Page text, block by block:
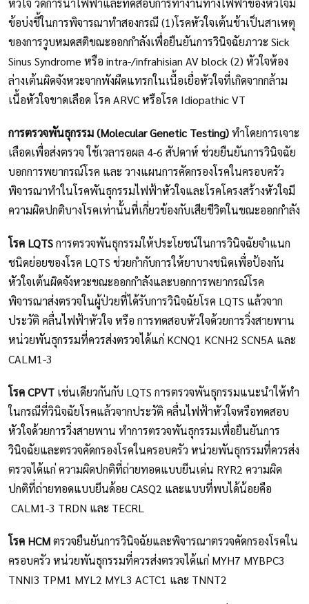
หัวใจ วัดการนำไฟฟ้าและทดสอบการทำงานทางไฟฟ้าของหัวใจมี
ข้อบ่งชี้ในการพิจารณาทำสองกรณี (1)โรคหัวใจเต้นช้าเป็นสาเหตุ
ของการวูบหมดสติขณะออกกำลังเพื่อยืนยันการวินิจฉัยภาวะ Sick
Sinus Syndrome หรือ intra-/infrahisian AV block (2) หัวใจห้อง
ล่างเต้นผิดจังหวะจากพังผืดแทรกในเนื้อเยื่อหัวใจที่เกิดจากกล้าม
เนื้อหัวใจขาดเลือด โรค ARVC หรือโรค Idiopathic VT
การตรวจพันธุกรรม (Molecular Genetic Testing)ทำโดยการเจาะ
เลือดเพื่อส่งตรวจ ใช้เวลารอผล 4-6 สัปดาห์ ช่วยยืนยันการวินิจฉัย
บอกการพยากรณ์โรค และ วางแผนการคัดกรองโรคในครอบครัว
พิจารณาทำในโรคพันธุกรรมไฟฟ้าหัวใจและโรคโครงสร้างหัวใจมี
ความผิดปกติบางโรคเท่านั้นที่เกี่ยวข้องกับเสียชีวิตในขณะออกกำลัง
โรค LQTSการตรวจพันธุกรรมให้ประโยชน์ในการวินิจฉัยจำแนก
ชนิดย่อยของโรค LQTS ช่วยกำกับการให้ยาบางชนิดเพื่อป้องกัน
หัวใจเต้นผิดจังหวะขณะออกกำลังและบอกการพยากรณ์โรค
พิจารณาส่งตรวจในผู้ป่วยที่ได้รับการวินิจฉัยโรค LQTS แล้วจาก
ประวัติ คลื่นไฟฟ้าหัวใจ หรือ การทดสอบหัวใจด้วยการวิ่งสายพาน
หน่วยพันธุกรรมที่ควรส่งตรวจได้แก่ KCNQ1 KCNH2 SCN5A และ
CALM1-3
โรค CPVT เช่นเดียวกันกับ LQTS การตรวจพันธุกรรมแนะนำให้ทำ
ในกรณีที่วินิจฉัยโรคแล้วจากประวัติ คลื่นไฟฟ้าหัวใจหรือทดสอบ
หัวใจด้วยการวิ่งสายพาน ทำการตรวจพันธุกรรมเพื่อยืนยันการ
วินิจฉัยและตรวจคัดกรองโรคในครอบครัว หน่วยพันธุกรรมที่ควรส่ง
ตรวจได้แก่ ความผิดปกติที่ถ่ายทอดแบบยีนเด่น RYR2 ความผิด
ปกติที่ถ่ายทอดแบบยีนด้อย CASQ2 และแบบที่พบได้น้อยคือ
CALM1-3 TRDN และ TECRL
โรค HCMตรวจยืนยันการวินิจฉัยและพิจารณาตรวจคัดกรองโรคใน
ครอบครัว หน่วยพันธุกรรมที่ควรส่งตรวจได้แก่ MYH7 MYBPC3
TNNI3 TPM1 MYL2 MYL3 ACTC1 และ TNNT2